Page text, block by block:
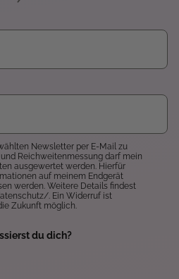
Newsletter per E-Mail zu
Reichweitenmessung darf mein
ausgewertet werden. Hierfür
auf meinem Endgerät
werden. Weitere Details findest
. Ein Widerruf ist
Zukunft möglich.
du dich?